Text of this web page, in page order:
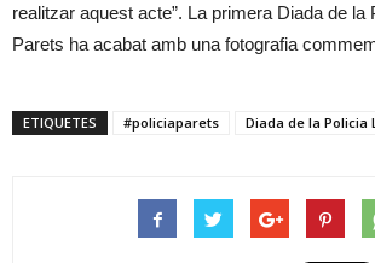
realitzar aquest acte”. La primera Diada de la
Parets ha acabat amb una fotografia
ETIQUETES #policiaparets Diada de la Policia